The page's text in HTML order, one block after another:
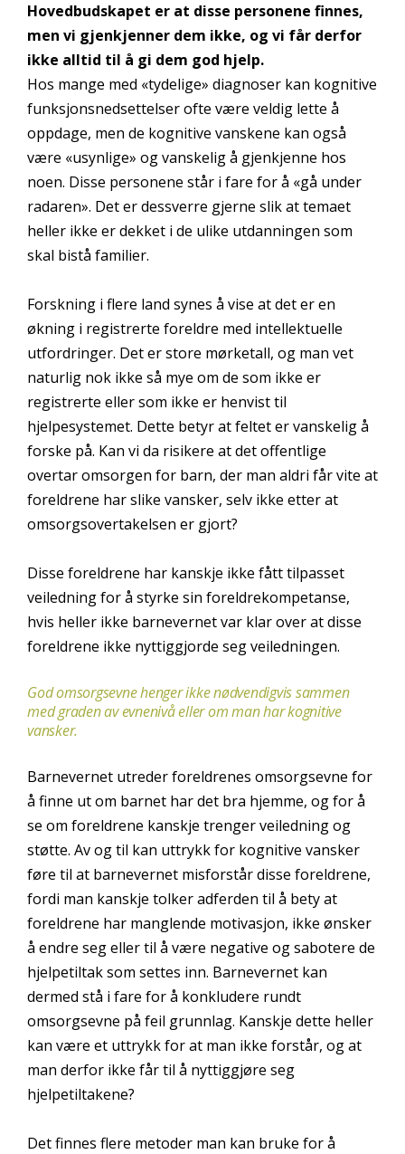
Hovedbudskapet er at disse personene finnes,
men vi gjenkjenner dem ikke, og vi får derfor
ikke alltid til å gi dem god hjelp.
Hos mange med «tydelige» diagnoser kan kognitive
funksjonsnedsettelser ofte være veldig lette å
oppdage, men de kognitive vanskene kan også
være «usynlige» og vanskelig å gjenkjenne hos
noen. Disse personene står i fare for å «gå under
radaren». Det er dessverre gjerne slik at temaet
heller ikke er dekket i de ulike utdanningen som
skal bistå familier.
Forskning i flere land synes å vise at det er en
økning i registrerte foreldre med intellektuelle
utfordringer. Det er store mørketall, og man vet
naturlig nok ikke så mye om de som ikke er
registrerte eller som ikke er henvist til
hjelpesystemet. Dette betyr at feltet er vanskelig å
forske på. Kan vi da risikere at det offentlige
overtar omsorgen for barn, der man aldri får vite at
foreldrene har slike vansker, selv ikke etter at
omsorgsovertakelsen er gjort?
Disse foreldrene har kanskje ikke fått tilpasset
veiledning for å styrke sin foreldrekompetanse,
hvis heller ikke barnevernet var klar over at disse
foreldrene ikke nyttiggjorde seg veiledningen.
God omsorgsevne henger ikke nødvendigvis sammen
med graden av evnenivå eller om man har kognitive
vansker.
Barnevernet utreder foreldrenes omsorgsevne for
å finne ut om barnet har det bra hjemme, og for å
se om foreldrene kanskje trenger veiledning og
støtte. Av og til kan uttrykk for kognitive vansker
føre til at barnevernet misforstår disse foreldrene,
fordi man kanskje tolker adferden til å bety at
foreldrene har manglende motivasjon, ikke ønsker
å endre seg eller til å være negative og sabotere de
hjelpetiltak som settes inn. Barnevernet kan
dermed stå i fare for å konkludere rundt
omsorgsevne på feil grunnlag. Kanskje dette heller
kan være et uttrykk for at man ikke forstår, og at
man derfor ikke får til å nyttiggjøre seg
hjelpetiltakene?
Det finnes flere metoder man kan bruke for å